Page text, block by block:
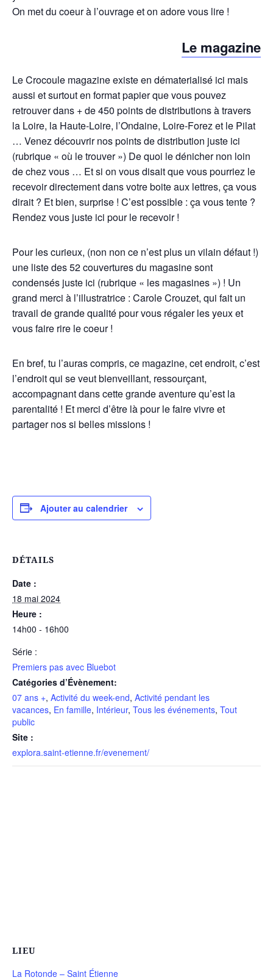
On met du coeur à l’ouvrage et on adore vous lire !
Le magazine
Le Crocoule magazine existe en dématerialisé ici mais
aussi et surtout en format papier que vous pouvez
retrouver dans + de 450 points de distributions à travers
la Loire, la Haute-Loire, l’Ondaine, Loire-Forez et le Pilat
… Venez découvrir nos points de distribution juste ici
(rubrique « où le trouver ») De quoi le dénicher non loin
de chez vous … Et si on vous disait que vous pourriez le
recevoir directement dans votre boite aux lettres, ça vous
dirait ? Et bien, surprise ! C’est possible : ça vous tente ?
Rendez vous juste ici pour le recevoir !
Pour les curieux, (non non ce n’est plus un vilain défaut !)
une liste des 52 couvertures du magasine sont
condensés juste ici (rubrique « les magasines ») ! Un
grand merci à l’illustratrice : Carole Crouzet, qui fait un
travail de grande qualité pour vous régaler les yeux et
vous faire rire le coeur !
En bref, tu l’auras compris, ce magazine, cet endroit, c’est
l’endroit qui se veut bienveillant, ressourçant,
accompagnant dans cette grande aventure qu’est la
parentalité ! Et merci d’être là pour le faire vivre et
partager nos si belles missions !
Ajouter au calendrier
DÉTAILS
Date :
18 mai 2024
Heure :
14h00 - 16h00
Série :
Premiers pas avec Bluebot
Catégories d’Évènement:
07 ans +, Activité du week-end, Activité pendant les
vacances, En famille, Intérieur, Tous les événements, Tout
public
Site :
explora.saint-etienne.fr/evenement/
LIEU
La Rotonde – Saint Étienne